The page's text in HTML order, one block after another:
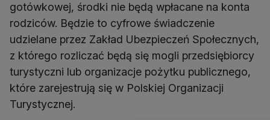
gotówkowej, środki nie będą wpłacane na konta
rodziców. Będzie to cyfrowe świadczenie
udzielane przez Zakład Ubezpieczeń Społecznych,
z którego rozliczać będą się mogli przedsiębiorcy
turystyczni lub organizacje pożytku publicznego,
które zarejestrują się w Polskiej Organizacji